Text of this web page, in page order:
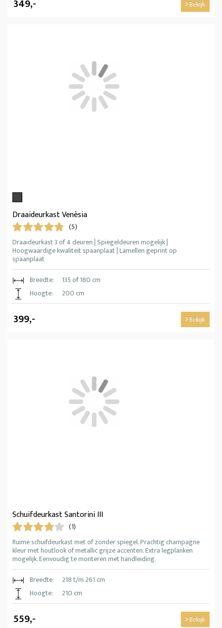
349,- Bekijk
Draaideurkast Venèsia
(5)
Draaideurkast 3 of 4 deuren | Spiegeldeuren mogelijk |
Hoogwaardige kwaliteit spaanplaat | Lamellen geprint op
spaanplaat
Breedte:
135 of 180 cm
Hoogte:
200 cm
399,- Bekijk
Schuifdeurkast Santorini III
(1)
Ruime schuifdeurkast met of zonder spiegel. Prachtig champagne
kleur met houtlook of metallic grijze accenten. Extra legplanken
mogelijk. Eenvoudig te monteren met handleiding.
Breedte:
218 t/m 261 cm
Hoogte:
210 cm
559,- Bekijk